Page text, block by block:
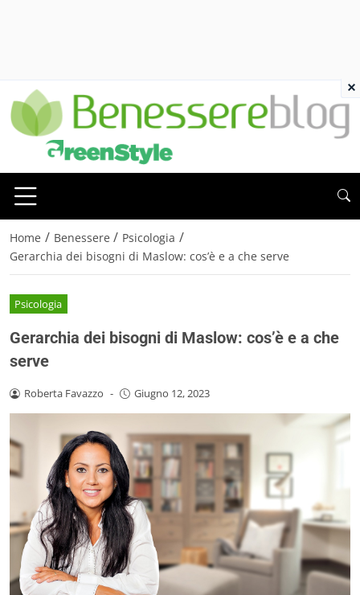
Home / Benessere / Psicologia /
Gerarchia dei bisogni di Maslow: cos’è e a che serve
Psicologia
Gerarchia dei bisogni di Maslow: cos’è e a che
serve
Roberta Favazzo - Giugno 12, 2023
×